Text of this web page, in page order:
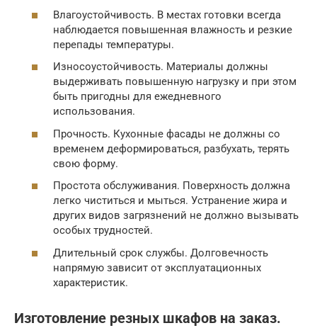
Влагоустойчивость. В местах готовки всегда
наблюдается повышенная влажность и резкие
перепады температуры.
Износоустойчивость. Материалы должны
выдерживать повышенную нагрузку и при этом
быть пригодны для ежедневного
использования.
Прочность. Кухонные фасады не должны со
временем деформироваться, разбухать, терять
свою форму.
Простота обслуживания. Поверхность должна
легко чиститься и мыться. Устранение жира и
других видов загрязнений не должно вызывать
особых трудностей.
Длительный срок службы. Долговечность
напрямую зависит от эксплуатационных
характеристик.
Изготовление резных шкафов на заказ.